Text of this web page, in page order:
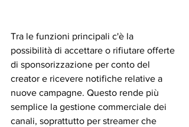
Tra le funzioni principali c'è la
possibilità di accettare o rifiutare offerte
di sponsorizzazione per conto del
creator e ricevere notifiche relative a
nuove campagne. Questo rende più
semplice la gestione commerciale dei
canali, soprattutto per streamer che